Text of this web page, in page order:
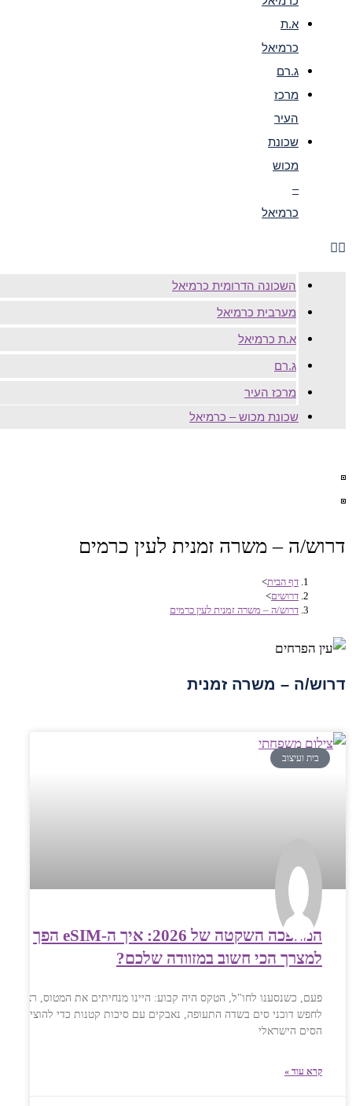
א.ת
כרמיאל
ג.רם
מרכז
העיר
שכונת
מכוש
–
כרמיאל
השכונה הדרומית כרמיאל
מערבית כרמיאל
א.ת כרמיאל
ג.רם
מרכז העיר
שכונת מכוש – כרמיאל
דרוש/ה – משרה זמנית לעין כרמים
דף הבית>
דרושים>
דרוש/ה – משרה זמנית לעין כרמים
דרוש/ה – משרה זמנית
בית ועיצוב
המהפכה השקטה של 2026: איך ה-eSIM הפך
למצרך הכי חשוב במזוודה שלכם?
פעם, כשנסענו לחו"ל, הטקס היה קבוע: היינו מנחיתים את המטוס, רצים
לחפש דוכני סים בשדה התעופה, נאבקים עם סיכות קטנות כדי להוציא את
הסים הישראלי
קרא עוד »